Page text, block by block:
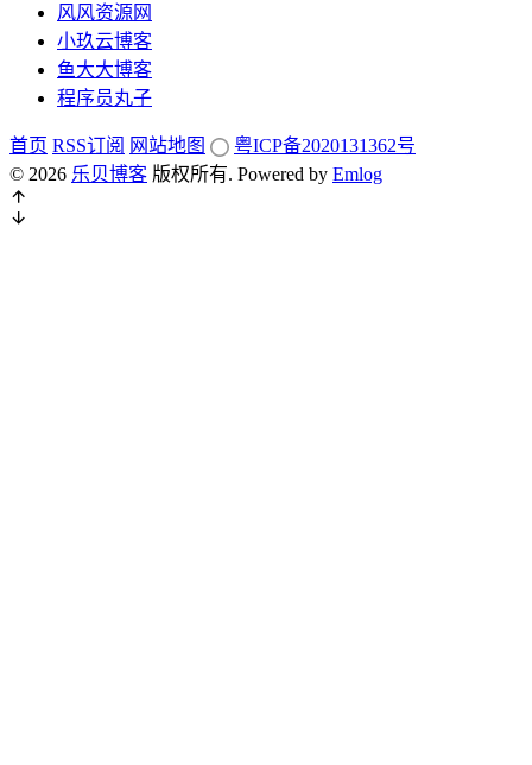
风风资源网
小玖云博客
鱼大大博客
程序员丸子
首页 RSS订阅 网站地图
粤ICP备2020131362号
© 2026 乐贝博客 版权所有. Powered by Emlog